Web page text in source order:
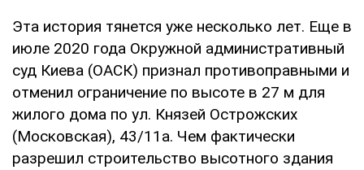
Эта история тянется уже несколько лет. Еще в
июле 2020 года Окружной административный
суд Киева (ОАСК) признал противоправными и
отменил ограничение по высоте в 27 м для
жилого дома по ул. Князей Острожских
(Московская), 43/11а. Чем фактически
разрешил строительство высотного здания